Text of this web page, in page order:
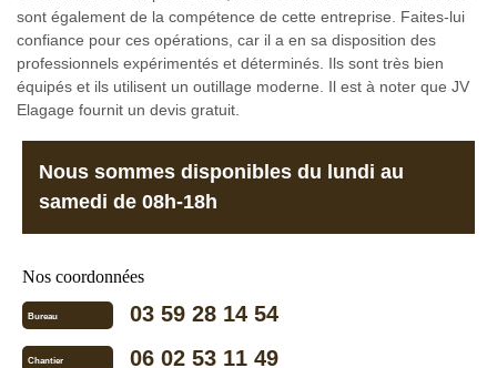
sont également de la compétence de cette entreprise. Faites-lui
confiance pour ces opérations, car il a en sa disposition des
professionnels expérimentés et déterminés. Ils sont très bien
équipés et ils utilisent un outillage moderne. Il est à noter que JV
Elagage fournit un devis gratuit.
Nous sommes disponibles du lundi au
samedi de 08h-18h
Nos coordonnées
Bureau 03 59 28 14 54
Chantier 06 02 53 11 49